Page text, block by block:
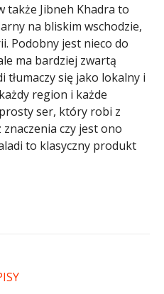
także Jibneh Khadra to
na bliskim wschodzie,
Podobny jest nieco do
ma bardziej zwartą
tłumaczy się jako lokalny i
region i każde
ser, który robi z
czy jest ono
to klasyczny produkt